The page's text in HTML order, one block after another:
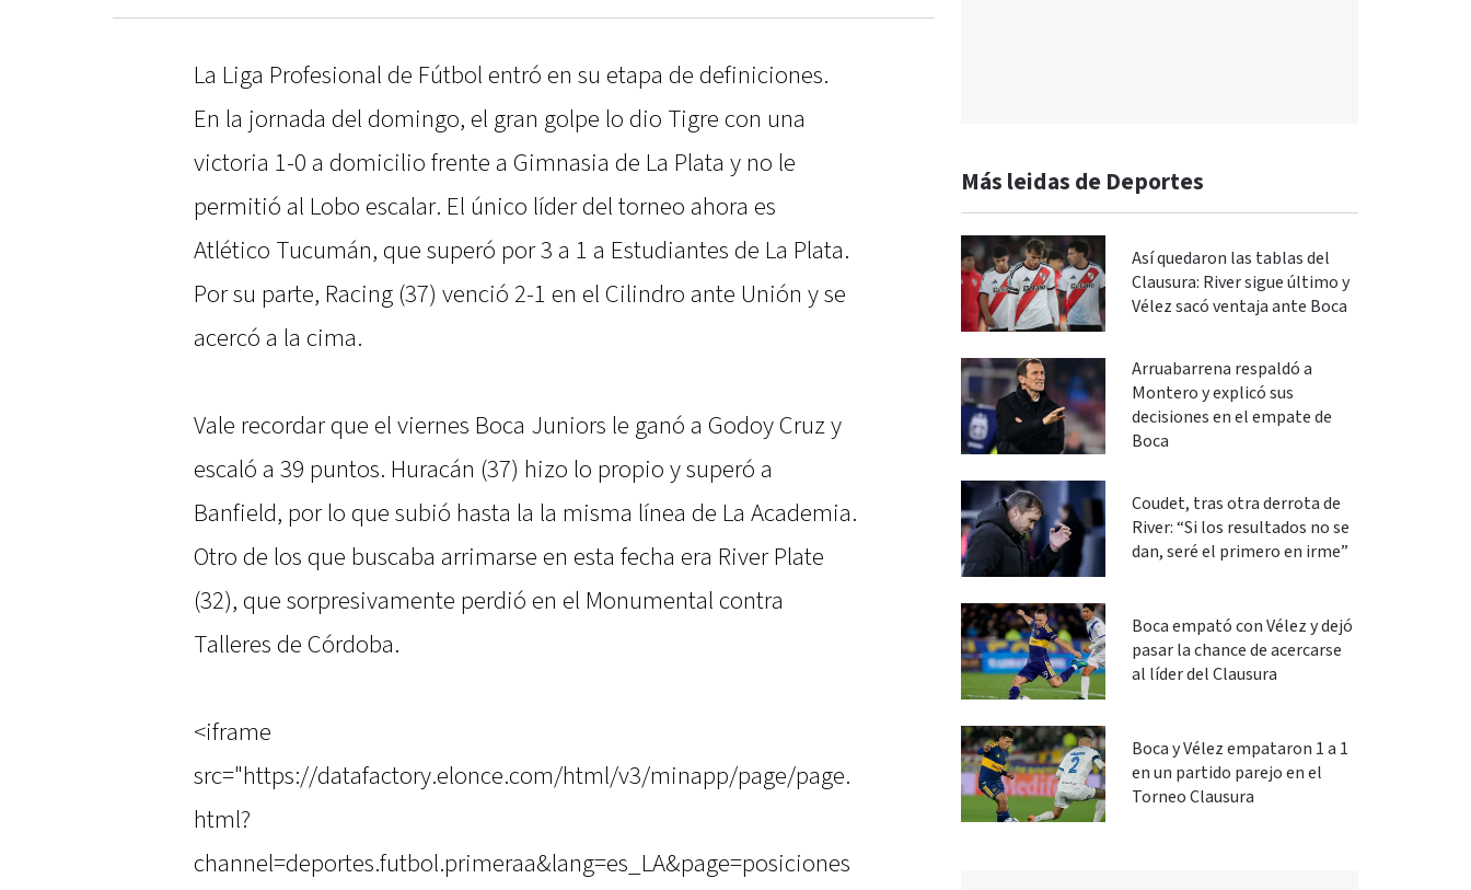
La Liga Profesional de Fútbol entró en su etapa de definiciones.
En la jornada del domingo, el gran golpe lo dio Tigre con una
victoria 1-0 a domicilio frente a Gimnasia de La Plata y no le
permitió al Lobo escalar. El único líder del torneo ahora es
Atlético Tucumán, que superó por 3 a 1 a Estudiantes de La Plata.
Por su parte, Racing (37) venció 2-1 en el Cilindro ante Unión y se
acercó a la cima.
Vale recordar que el viernes Boca Juniors le ganó a Godoy Cruz y
escaló a 39 puntos. Huracán (37) hizo lo propio y superó a
Banfield, por lo que subió hasta la la misma línea de La Academia.
Otro de los que buscaba arrimarse en esta fecha era River Plate
(32), que sorpresivamente perdió en el Monumental contra
Talleres de Córdoba.
<iframe
src="https://datafactory.elonce.com/html/v3/minapp/page/page.
html?
channel=deportes.futbol.primeraa&lang=es_LA&page=posiciones
Más leidas de Deportes
Así quedaron las tablas del
Clausura: River sigue último y
Vélez sacó ventaja ante Boca
Arruabarrena respaldó a
Montero y explicó sus
decisiones en el empate de
Boca
Coudet, tras otra derrota de
River: “Si los resultados no se
dan, seré el primero en irme”
Boca empató con Vélez y dejó
pasar la chance de acercarse
al líder del Clausura
Boca y Vélez empataron 1 a 1
en un partido parejo en el
Torneo Clausura